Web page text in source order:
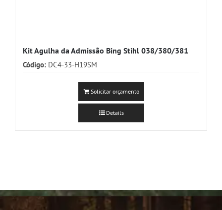
Kit Agulha da Admissão Bing Stihl 038/380/381
Código: DC4-33-H19SM
Solicitar orçamento
Details